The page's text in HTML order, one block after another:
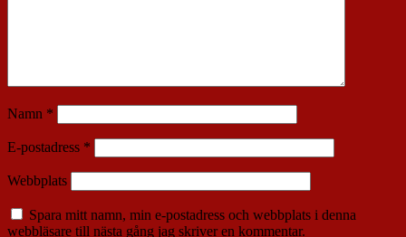
Namn *
E-postadress *
Webbplats
Spara mitt namn, min e-postadress och webbplats i denna
webbläsare till nästa gång jag skriver en kommentar.